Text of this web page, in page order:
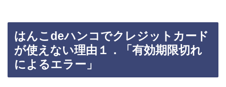
はんこdeハンコでクレジットカード
が使えない理由１．「有効期限切れ
によるエラー」